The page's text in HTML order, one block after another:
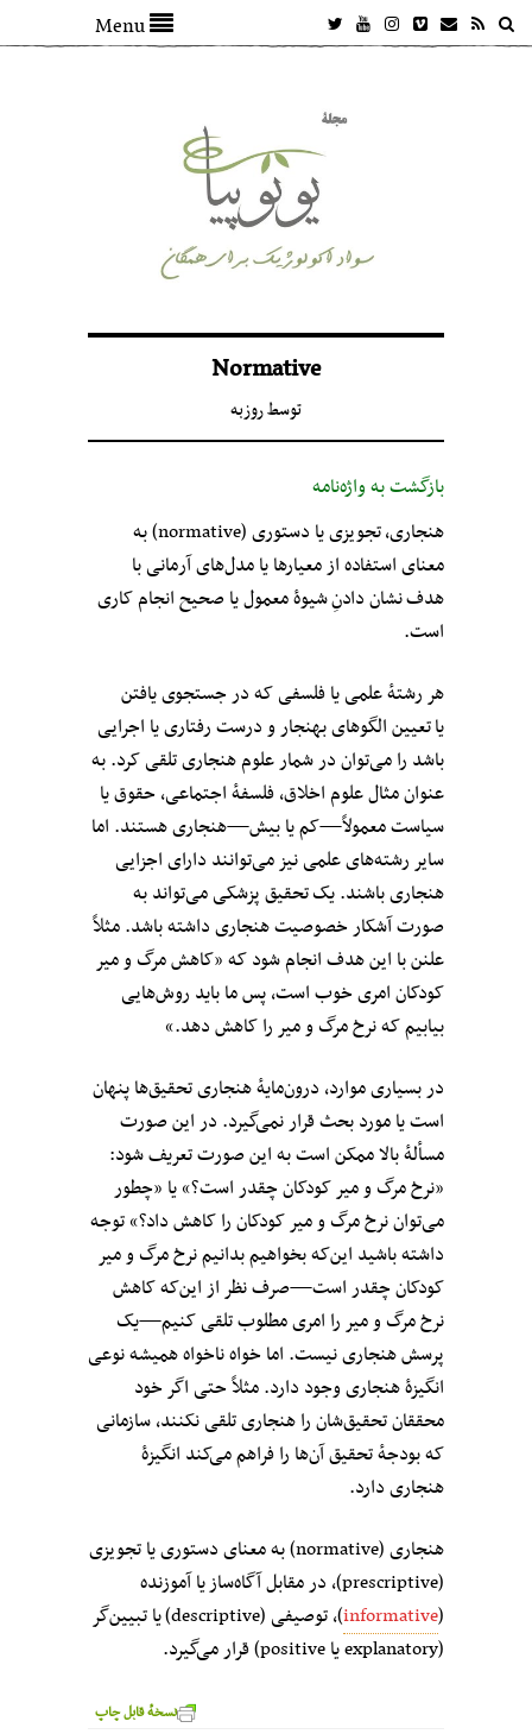
Menu
Normative
توسطروزبه
بازگشت به واژه‌نامه
هنجاری، تجویزی یا دستوری (normative) به
معنای استفاده از معیارها یا مدل‌های آرمانی با
هدف نشان دادنِ شیوهٔ معمول یا صحیح انجام کاری
است.
هر رشتهٔ علمی یا فلسفی که در جستجوی یافتن
یا تعیین الگوهای بهنجار و درست رفتاری یا اجرایی
باشد را می‌توان در شمار علوم هنجاری تلقی کرد. به
عنوان مثال علوم اخلاق، فلسفهٔ اجتماعی، حقوق یا
سیاست معمولاً‌—کم یا بیش—هنجاری هستند. اما
سایر رشته‌های علمی نیز می‌توانند دارای اجزایی
هنجاری باشند. یک تحقیق پزشکی می‌تواند به
صورت آشکار خصوصیت هنجاری داشته باشد. مثلاً
علنن با این هدف انجام شود که «کاهش مرگ و میر
کودکان امری خوب است، پس ما باید روش‌هایی
بیابیم که نرخ مرگ و میر را کاهش دهد.»
در بسیاری موارد، درون‌مایهٔ هنجاری تحقیق‌ها پنهان
است یا مورد بحث قرار نمی‌گیرد. در این صورت
مسألهٔ بالا ممکن است به این صورت تعریف شود:
«نرخ مرگ و میر کودکان چقدر است؟» یا «چطور
می‌توان نرخ مرگ و میر کودکان را کاهش داد؟» توجه
داشته باشید این‌که بخواهیم بدانیم نرخ مرگ و میر
کودکان چقدر است—صرف نظر از این‌که کاهش
نرخ مرگ و میر را امری مطلوب تلقی کنیم—یک
پرسش هنجاری نیست. اما خواه ناخواه همیشه نوعی
انگیزهٔ هنجاری وجود دارد. مثلاً حتی اگر خود
محققان تحقیق‌شان را هنجاری تلقی نکنند، سازمانی
که بودجهٔ تحقیق آن‌ها را فراهم می‌کند انگیزهٔ
هنجاری دارد.
هنجاری (normative) به معنای دستوری یا تجویزی
(prescriptive)، در مقابل آ
گاه‌ساز یا آموزنده
(
informative
)، توصیفی (descriptive) یا تبیین‌گر
(explanatory یا positive) قرار می‌گیرد.
نسخهٔ قابل چاپ